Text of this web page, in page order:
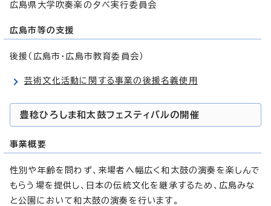
広島県大学吹奏楽の夕べ実行委員会
広島市等の支援
後援（広島市・広島市教育委員会）
芸術文化活動に関する事業の後援名義使用
豊稔ひろしま和太鼓フェスティバルの開催
事業概要
性別や年齢を問わず、来場者へ幅広く和太鼓の演奏を楽しんで
もらう場を提供し、日本の伝統文化を継承するため、広島みな
と公園において和太鼓の演奏を行います。